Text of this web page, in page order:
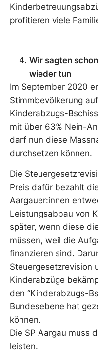
profitieren viele
Wir sagten
wieder tun
Im September 2020
Stimmbevölkerung
Kinderabzugs-
mit über 63% Nein-
darf nun diese
durchsetzen können.
Die
Preis dafür bezahlt
Aargauer:innen
Leistungsabbau von
später, wenn diese
müssen, weil die
finanzieren sind.
Steuergesetzrevision
Kinderabzüge
den “Kinderabzugs-
Bundesebene hat
können.
Die SP Aargau muss
leisten.